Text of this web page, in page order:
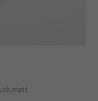
matt